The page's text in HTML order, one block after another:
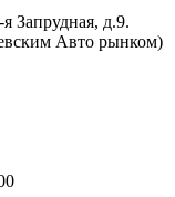
Запрудная, д.9.
Авто рынком)